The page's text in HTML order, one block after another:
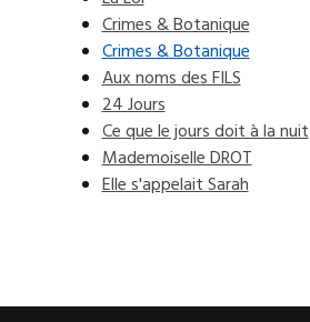
Crimes & Botanique
Crimes & Botanique
Aux noms des FILS
24 Jours
Ce que le jours doit à la nuit
Mademoiselle DROT
Elle s'appelait Sarah